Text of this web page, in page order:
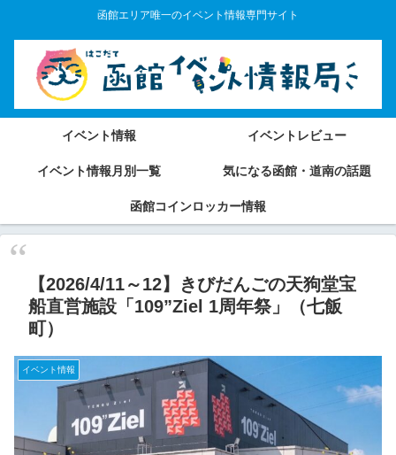
函館エリア唯一のイベント情報専門サイト
イベント情報 イベントレビュー
イベント情報月別一覧 気になる函館・道南の話題
函館コインロッカー情報
【2026/4/11～12】きびだんごの天狗堂宝
船直営施設「109”Ziel 1周年祭」（七飯
町）
イベント情報